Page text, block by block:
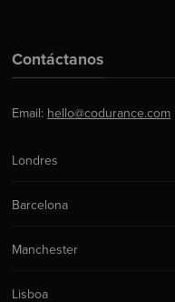
Contáctanos
Email: hello@codurance.com
Londres
Barcelona
Manchester
Lisboa